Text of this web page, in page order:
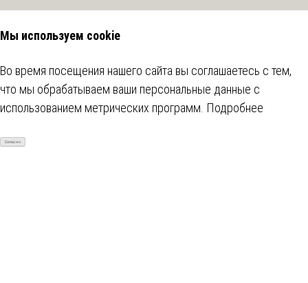
Мы используем cookie
Во время посещения нашего сайта вы соглашаетесь с тем,
что мы обрабатываем ваши персональные данные с
использованием метрических программ. Подробнее
Согласен